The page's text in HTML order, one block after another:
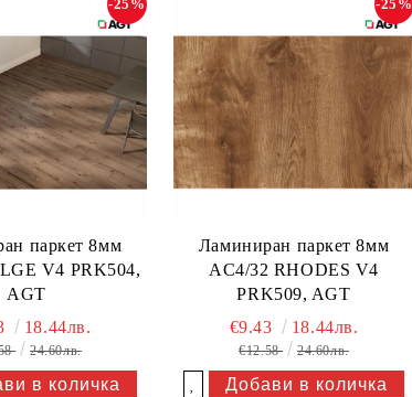
паркет 8мм
V4 PRK504,
AGT
-25%
18.44лв.
24.60лв.
Ламиниран паркет 8мм
AC4/32 RHODES V4
PRK509, AGT
-25%
€9.43 18.44лв.
€12.58 24.60лв.